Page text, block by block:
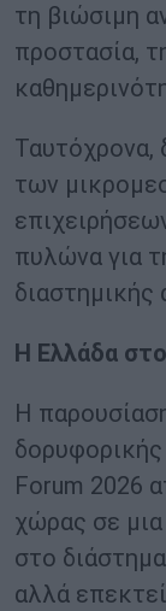
τη βιώσιμη
προστασία,
Ταυτόχρονα,
των
πυλώνα για
διαστημικής
Η Ελλάδα
Η
Forum 2026
χώρας σε
στο
αλλά